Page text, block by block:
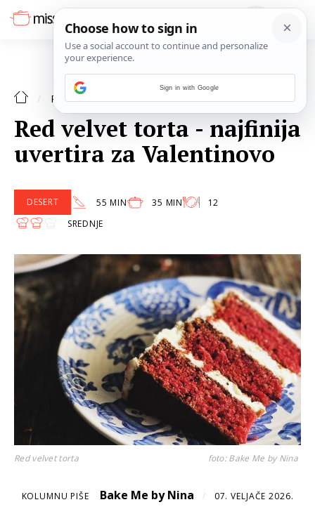
RECEPTI DESERT
Red velvet torta - najfinija
uvertira za Valentinovo
DESERT 55 MIN 35 MIN
12
SREDNJE
Red velvet torta foto: Bake Me by Nina
KOLUMNU PIŠE Bake Me by Nina / 07. VELJAČE 2026.
Sign in with Google